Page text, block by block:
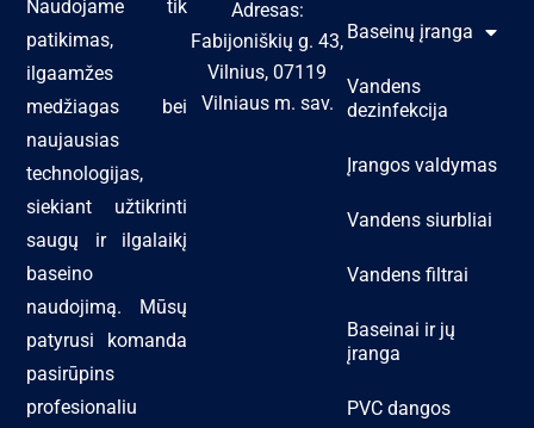
Naudojame tik
patikimas,
ilgaamžes
medžiagas bei
naujausias
technologijas,
siekiant užtikrinti
saugų ir ilgalaikį
baseino
naudojimą. Mūsų
patyrusi komanda
pasirūpins
profesionaliu
Adresas:
Fabijoniškių g. 43,
Vilnius, 07119
Vilniaus m. sav.
Baseinų įranga
Vandens
dezinfekcija
Įrangos valdymas
Vandens siurbliai
Vandens filtrai
Baseinai ir jų
įranga
PVC dangos